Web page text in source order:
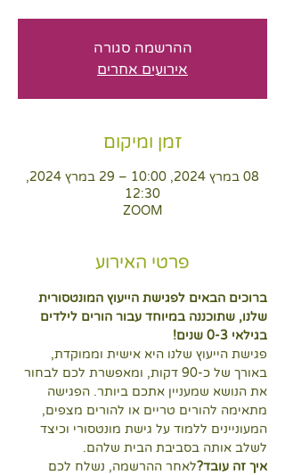
ההרשמה סגורה
אירועים אחרים
זמן ומיקום
08 במרץ 2024, 10:00 – 29 במרץ 2024,
12:30
ZOOM
פרטי האירוע
ברוכים הבאים לפגישת הייעוץ המונטסורית
שלנו, שתוכננה במיוחד עבור הורים לילדים
בגילאי 0-3 שנים!
פגישת הייעוץ שלנו היא אישית וממוקדת,
באורך של כ-90 דקות, ומאפשרת לכם לבחור
את הנושא שמעניין אתכם ביותר. הפגישה
מתאימה להורים טריים או להורים מצפים,
המעוניינים ללמוד על גישת מונטסורי וכיצד
לשלב אותה בסביבת הבית שלהם.
איך זה עובד?לאחר ההרשמה, נשלח לכם